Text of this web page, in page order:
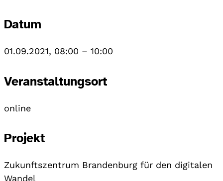
Datum
01.09.2021, 08:00 – 10:00
Veranstaltungsort
online
Projekt
Zukunftszentrum Brandenburg für den digitalen
Wandel